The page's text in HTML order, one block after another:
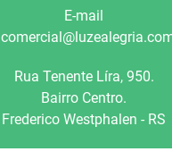
E-mail
Rua Tenente Líra, 950.
Bairro Centro.
Frederico Westphalen - RS